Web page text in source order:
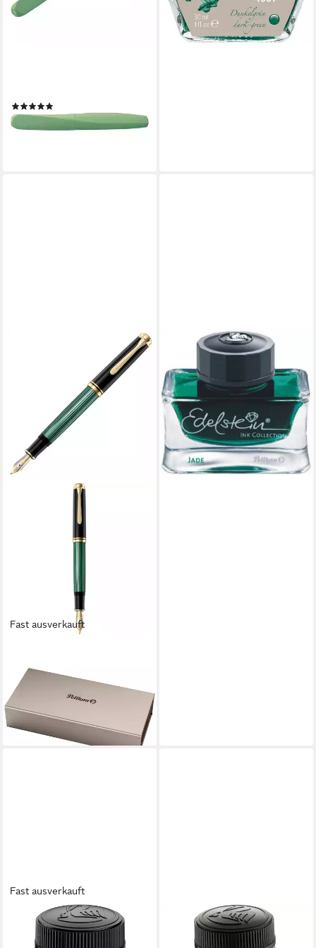
ab 11,09 €
lieferbar - in 2-3 Werktagen bei dir
Fast ausverkauft
Füllfederhalter Souverän
M1000 - Füllfederhalter - M -
schwarz/grün
789,90 €
lieferbar - in 5-6 Werktagen bei dir
PELIKAN
Füllhalter Tinte Edelstein Ink
Collection jade (grün) 50ml
ab 17,14 €
(342,80 €/ 1 l)
lieferbar - in 8-10 Werktagen bei
Fast ausverkauft
PELIKAN
Füllhalter Tinte für Füllhalter
PELIKAN
Füllhalter Textmarkertinte für